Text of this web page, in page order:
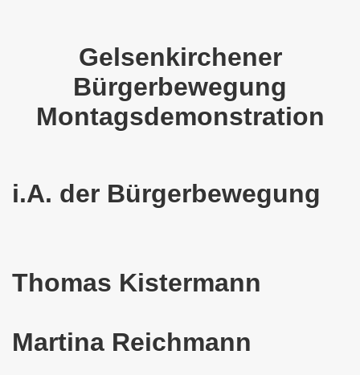
Gelsenkirchener
Bürgerbewegung
Montagsdemonstration
i.A. der Bürgerbewegung
Thomas Kistermann
Martina Reichmann
Eisenach: Zeichen gegen Sozialkahlschlag und
Montagsdemonstration am 12.08.2024 - eine
Gelsenkirchen am 12.08.2024 ab 17.30 Uhr - am Platz
der Bundesweiten Montagsdemo-
ruft auf am 11.03.2024 zum Jahrestag